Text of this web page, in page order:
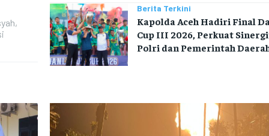
Berita Terkini
Kapolda Aceh Hadiri Final
Cup III 2026, Perkuat
Polri dan Pemerintah